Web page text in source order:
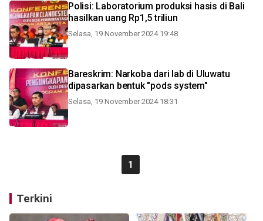
Polisi: Laboratorium produksi hasis di Bali
hasilkan uang Rp1,5 triliun
Selasa, 19 November 2024 19:48
Bareskrim: Narkoba dari lab di Uluwatu
dipasarkan bentuk "pods system"
Selasa, 19 November 2024 18:31
1
Terkini